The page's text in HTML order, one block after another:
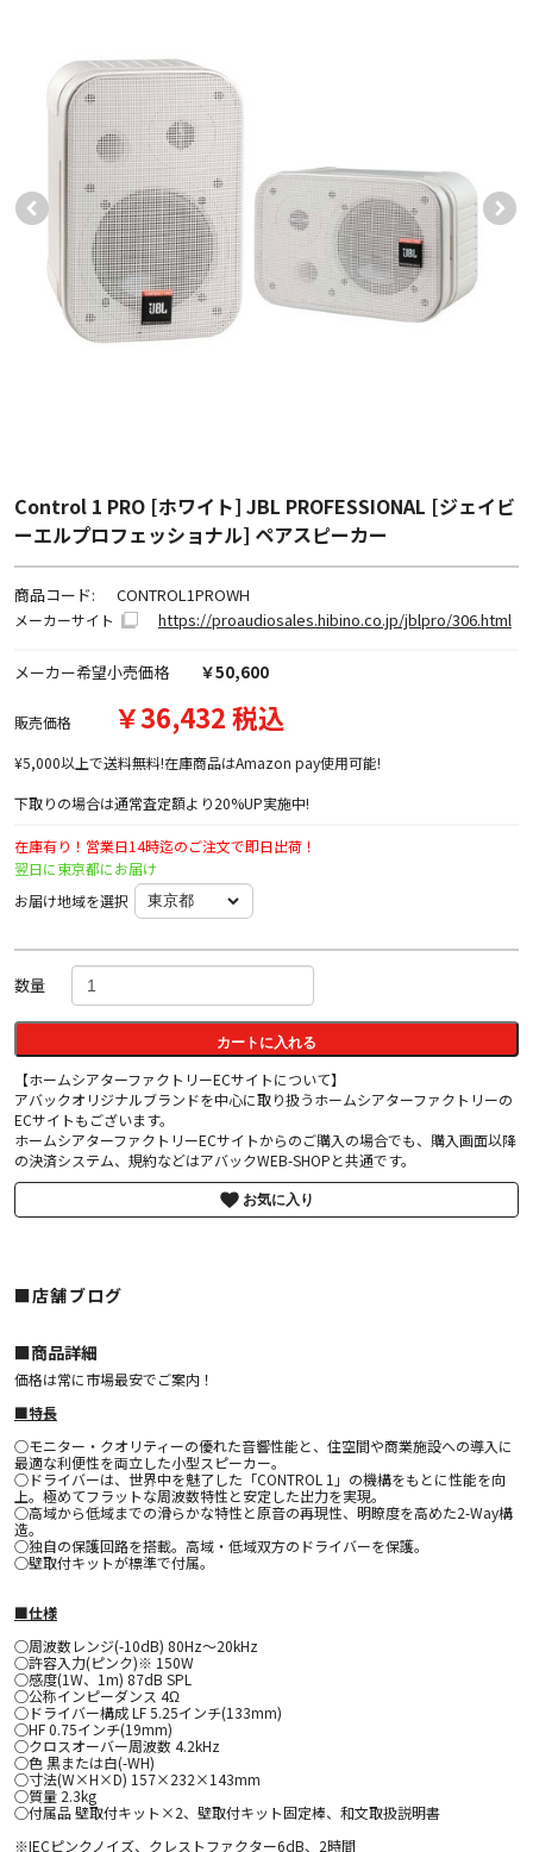
Control 1 PRO [ホワイト] JBL PROFESSIONAL [ジェイビ
ーエルプロフェッショナル] ペアスピーカー
商品コード: CONTROL1PROWH
メーカーサイト https://proaudiosales.hibino.co.jp/jblpro/306.html
メーカー希望小売価格 ￥50,600
販売価格 ￥36,432 税込
¥5,000以上で送料無料!在庫商品はAmazon pay使用可能!
下取りの場合は通常査定額より20%UP実施中!
在庫有り！営業日14時迄のご注文で即日出荷！
翌日に東京都にお届け
お届け地域を選択
数量
カートに入れる
【ホームシアターファクトリーECサイトについて】
アバックオリジナルブランドを中心に取り扱うホームシアターファクトリーの
ECサイトもございます。
ホームシアターファクトリーECサイトからのご購入の場合でも、購入画面以降
の決済システム、規約などはアバックWEB-SHOPと共通です。
お気に入り
■店舗ブログ
■︎商品詳細
価格は常に市場最安でご案内！
■特長
○モニター・クオリティーの優れた音響性能と、住空間や商業施設への導入に
最適な利便性を両立した小型スピーカー。
○ドライバーは、世界中を魅了した「CONTROL 1」の機構をもとに性能を向
上。極めてフラットな周波数特性と安定した出力を実現。
○高域から低域までの滑らかな特性と原音の再現性、明瞭度を高めた2-Way構
造。
○独自の保護回路を搭載。高域・低域双方のドライバーを保護。
○壁取付キットが標準で付属。
■仕様
○周波数レンジ(-10dB) 80Hz～20kHz
○許容入力(ピンク)※ 150W
○感度(1W、1m) 87dB SPL
○公称インピーダンス 4Ω
○ドライバー構成 LF 5.25インチ(133mm)
○HF 0.75インチ(19mm)
○クロスオーバー周波数 4.2kHz
○色 黒または白(-WH)
○寸法(W×H×D) 157×232×143mm
○質量 2.3kg
○付属品 壁取付キット×2、壁取付キット固定棒、和文取扱説明書
※IECピンクノイズ、クレストファクター6dB、2時間